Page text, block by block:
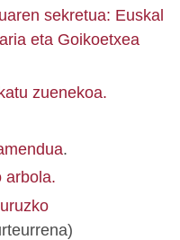
sekretua: Euskal
eta Goikoetxea
zuenekoa.
.
arbola.